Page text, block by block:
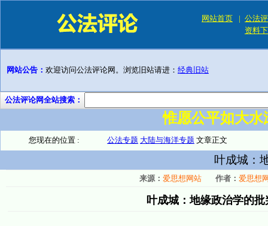
网站首页 | 公法
资料
网站公告： 欢迎访问公法评论网。浏览旧站请进： 经典旧站
公法评论网全站搜索：
惟愿公平如大
您现在的位置 : 公法专题 大陆与海洋专题 文章正文
叶成城：
来源： 爱思想网站 作者： 爱思想
叶成城：地缘政治学的